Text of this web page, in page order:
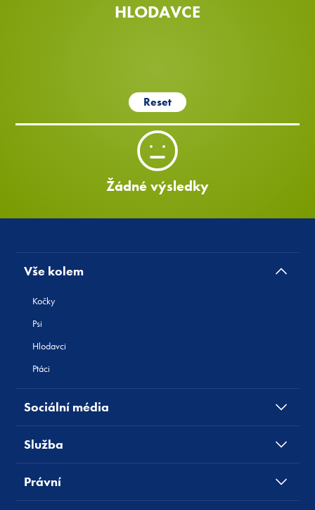
HLODAVCE
Reset
Žádné výsledky
Vše kolem
Kočky
Psi
Hlodavci
Ptáci
Sociální média
Služba
Právní